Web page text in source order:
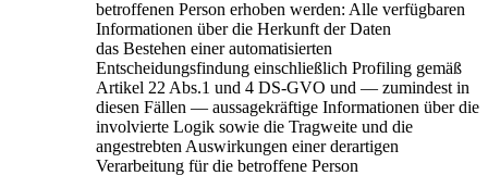
betroffenen Person erhoben werden: Alle verfügbaren
Informationen über die Herkunft der Daten
das Bestehen einer automatisierten
Entscheidungsfindung einschließlich Profiling gemäß
Artikel 22 Abs.1 und 4 DS-GVO und — zumindest in
diesen Fällen — aussagekräftige Informationen über die
involvierte Logik sowie die Tragweite und die
angestrebten Auswirkungen einer derartigen
Verarbeitung für die betroffene Person